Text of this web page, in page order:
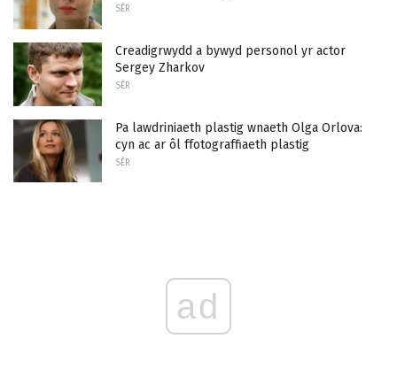
SÊR
Creadigrwydd a bywyd personol yr actor
Sergey Zharkov
SÊR
Pa lawdriniaeth plastig wnaeth Olga Orlova:
cyn ac ar ôl ffotograffiaeth plastig
SÊR
ad